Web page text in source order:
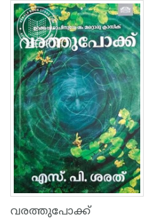
5
4
3
2
1
വരത്തുപോക്ക്